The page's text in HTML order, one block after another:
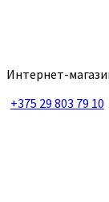
Интернет-
+375 29 803 79 10